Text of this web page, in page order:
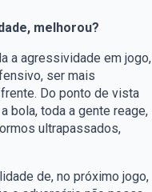
melhorou?
a agressividade em jogo,
ser mais
Do ponto de vista
bola, toda a gente reage,
ultrapassados,
de, no próximo jogo,